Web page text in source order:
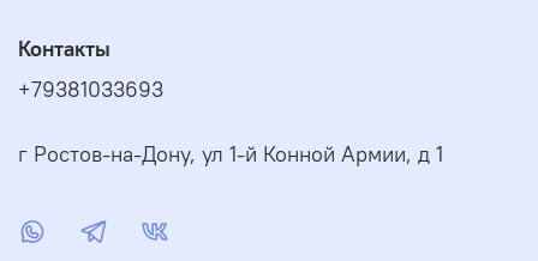
Контакты
+79381033693
г Ростов-на-Дону, ул 1-й Конной Армии, д 1